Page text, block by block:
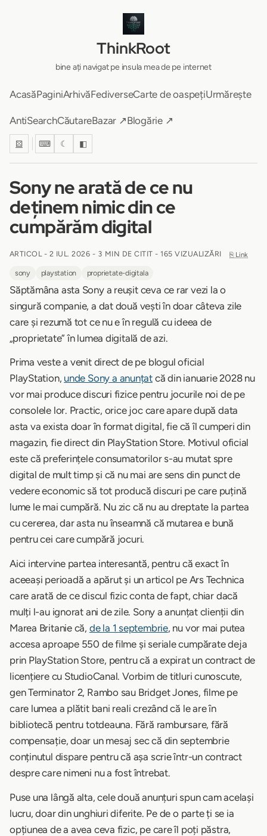
ThinkRoot
bine ați navigat pe insula mea de pe internet
AcasăPaginiArhivăFediverseCarte de oaspețiUrmărește
AntiSearchCăutareBazar ↗Blogărie ↗
⚄ ⌨ ☾ ◧
Sony ne arată de ce nu
deținem nimic din ce
cumpărăm digital
ARTICOL - 2 IUL. 2026 - 3 MIN DE CITIT - 165 VIZUALIZĂRI ⎘ Link
sony playstation proprietate-digitala
Săptămâna asta Sony a reușit ceva ce rar vezi la o
singură companie, a dat două vești în doar câteva zile
care și rezumă tot ce nu e în regulă cu ideea de
„proprietate” în lumea digitală de azi.
Prima veste a venit direct de pe blogul oficial
PlayStation, unde Sony a anunțatcă din ianuarie 2028 nu
vor mai produce discuri fizice pentru jocurile noi de pe
consolele lor. Practic, orice joc care apare după data
asta va exista doar în format digital, fie că îl cumperi din
magazin, fie direct din PlayStation Store. Motivul oficial
este că preferințele consumatorilor s-au mutat spre
digital de mult timp și că nu mai are sens din punct de
vedere economic să tot producă discuri pe care puțină
lume le mai cumpără. Nu zic că nu au dreptate la partea
cu cererea, dar asta nu înseamnă că mutarea e bună
pentru cei care cumpără jocuri.
Aici intervine partea interesantă, pentru că exact în
aceeași perioadă a apărut și un articol pe Ars Technica
care arată de ce discul fizic conta de fapt, chiar dacă
mulți l-au ignorat ani de zile. Sony a anunțat clienții din
Marea Britanie că, de la 1 septembrie, nu vor mai putea
accesa aproape 550 de filme și seriale cumpărate deja
prin PlayStation Store, pentru că a expirat un contract de
licențiere cu StudioCanal. Vorbim de titluri cunoscute,
gen Terminator 2, Rambo sau Bridget Jones, filme pe
care lumea a plătit bani reali crezând că le are în
bibliotecă pentru totdeauna. Fără rambursare, fără
compensație, doar un mesaj sec că din septembrie
conținutul dispare pentru că așa scrie într-un contract
despre care nimeni nu a fost întrebat.
Puse una lângă alta, cele două anunțuri spun cam același
lucru, doar din unghiuri diferite. Pe de o parte ți se ia
opțiunea de a avea ceva fizic, pe care îl poți păstra,